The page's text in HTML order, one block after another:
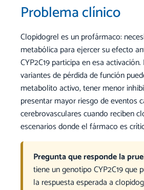
Problema clínico
Clopidogrel es un profármaco:
metabólica para ejercer su efecto
CYP2C19 participa en esa
variantes de pérdida de función
metabolito activo, tener menor
presentar mayor riesgo de eventos
cerebrovasculares cuando reciben
escenarios donde el fármaco es
Pregunta que responde la
tiene un genotipo CYP2C19 que
la respuesta esperada a